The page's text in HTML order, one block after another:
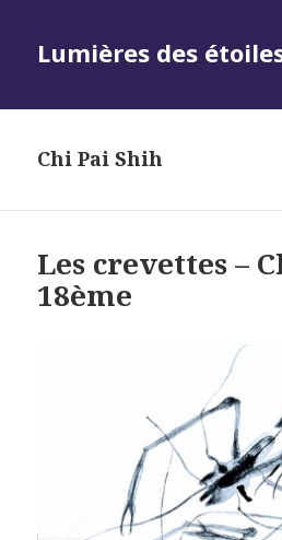
Lumières des
Chi Pai Shih
Les crevettes –
18ème